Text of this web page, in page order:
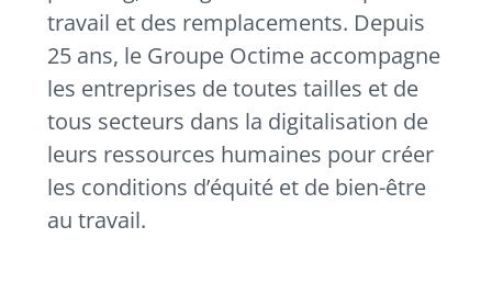
travail et des remplacements. Depuis
25 ans, le Groupe Octime accompagne
les entreprises de toutes tailles et de
tous secteurs dans la digitalisation de
leurs ressources humaines pour créer
les conditions d’équité et de bien-être
au travail.